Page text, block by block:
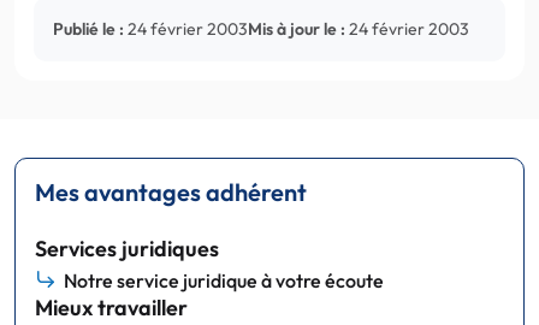
Publié le : 24 février 2003Mis à jour le : 24 février 2003
Mes avantages adhérent
Services juridiques
Notre service juridique à votre écoute
Mieux travailler